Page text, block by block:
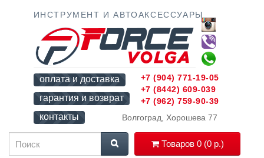
ИНСТРУМЕНТ И АВТОАКСЕССУАРЫ
оплата и доставка
гарантия и возврат
контакты
Волгоград, Хорошева 77
Товаров 0 (0 р.)
+7 (904) 771-19-05
+7 (8442) 609-039
+7 (962) 759-90-39